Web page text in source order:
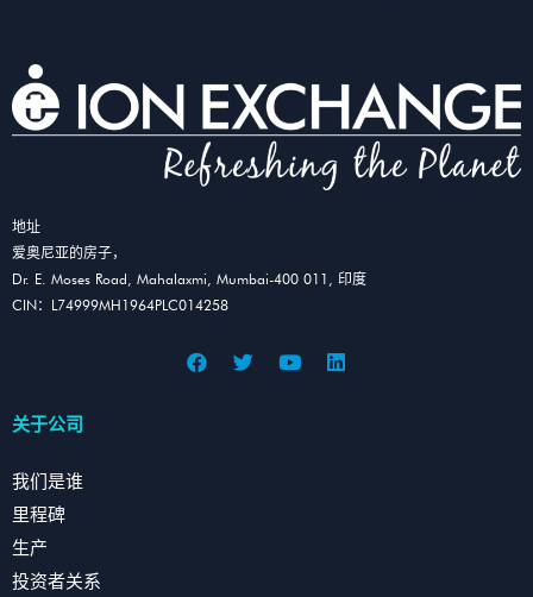
地址
爱奥尼亚的房子，
Dr. E. Moses Road, Mahalaxmi, Mumbai-400 011, 印度
CIN：L74999MH1964PLC014258
关于公司
我们是谁
里程碑
生产
投资者关系